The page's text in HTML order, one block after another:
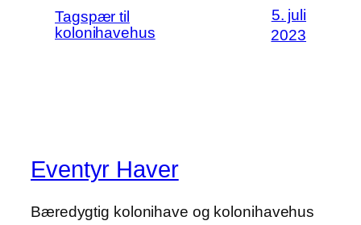
Tagspær til
kolonihavehus
5. juli
2023
Eventyr Haver
Bæredygtig kolonihave og kolonihavehus